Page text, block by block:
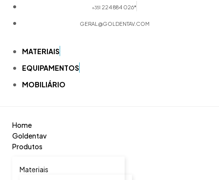
+351 224 884 026*
GERAL@GOLDENTAV.COM
MATERIAIS
EQUIPAMENTOS
MOBILIÁRIO
Home
Goldentav
Produtos
Materiais